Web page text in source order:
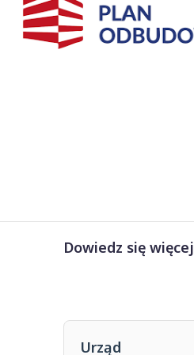
Dowiedz się więcej
Urząd